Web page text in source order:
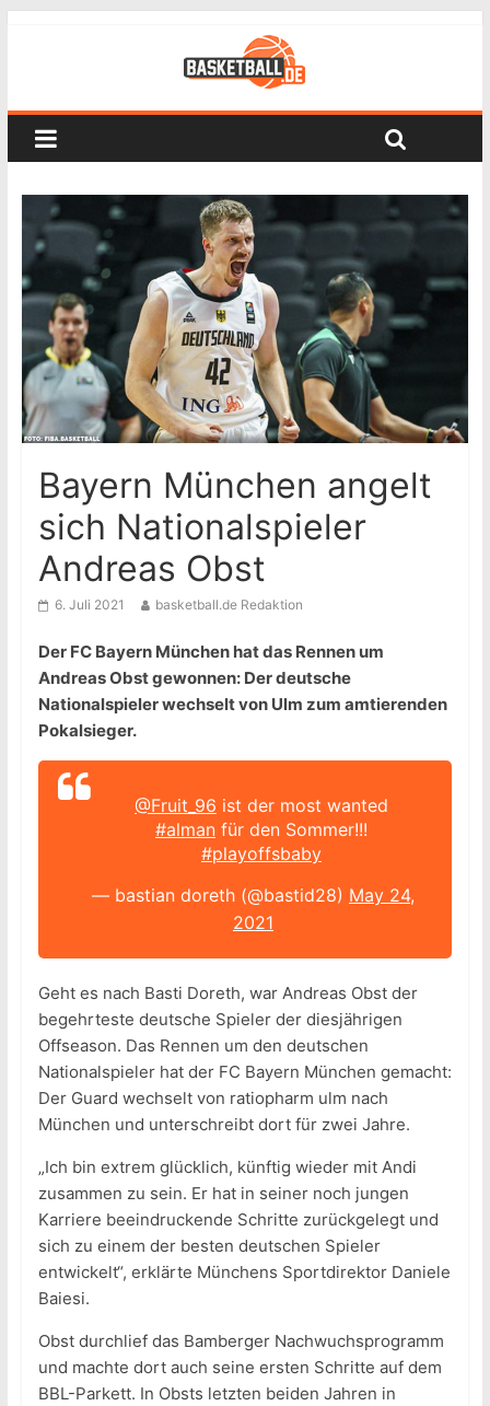
Bayern München angelt
sich Nationalspieler
Andreas Obst
6. Juli 2021 basketball.de Redaktion
Der FC Bayern München hat das Rennen um
Andreas Obst gewonnen: Der deutsche
Nationalspieler wechselt von Ulm zum amtierenden
Pokalsieger.
@Fruit_96 ist der most wanted
#almanfür den Sommer!!!
#playoffsbaby
— bastian doreth (@bastid28) May 24,
2021
Geht es nach Basti Doreth, war Andreas Obst der
begehrteste deutsche Spieler der diesjährigen
Offseason. Das Rennen um den deutschen
Nationalspieler hat der FC Bayern München gemacht:
Der Guard wechselt von ratiopharm ulm nach
München und unterschreibt dort für zwei Jahre.
„Ich bin extrem glücklich, künftig wieder mit Andi
zusammen zu sein. Er hat in seiner noch jungen
Karriere beeindruckende Schritte zurückgelegt und
sich zu einem der besten deutschen Spieler
entwickelt“, erklärte Münchens Sportdirektor Daniele
Baiesi.
Obst durchlief das Bamberger Nachwuchsprogramm
und machte dort auch seine ersten Schritte auf dem
BBL-Parkett. In Obsts letzten beiden Jahren in